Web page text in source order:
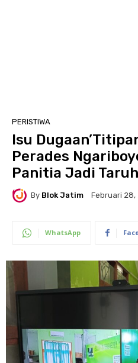
PERISTIWA
Isu
Perades
Panitia Jadi
By Blok Jatim Februari 28,
WhatsApp